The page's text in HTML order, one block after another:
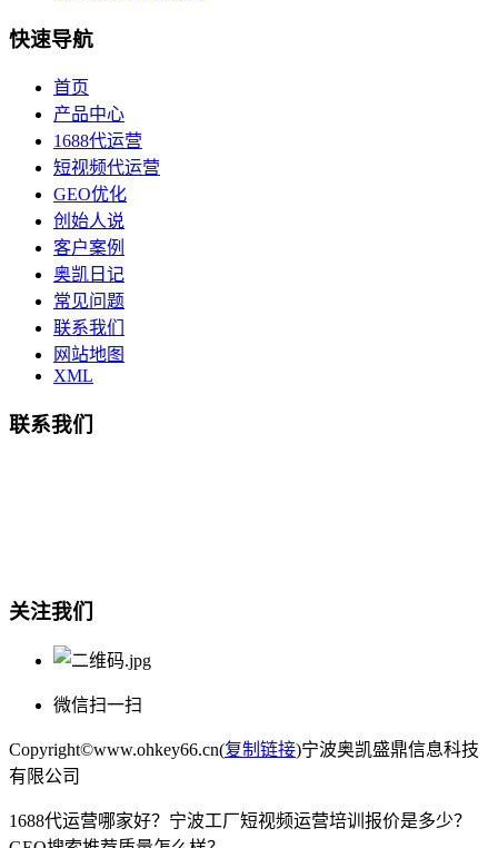
快速导航
首页
产品中心
1688代运营
短视频代运营
GEO优化
创始人说
客户案例
奥凯日记
常见问题
联系我们
网站地图
XML
联系我们
关注我们
微信扫一扫
Copyright©www.ohkey66.cn(复制链接)宁波奥凯盛鼎信息科技
有限公司
1688代运营哪家好？宁波工厂短视频运营培训报价是多少？